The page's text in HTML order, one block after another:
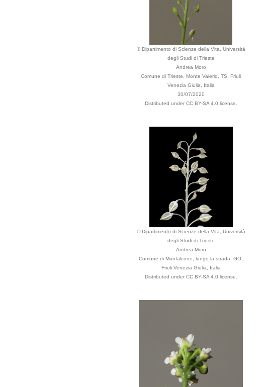
© Dipartimento di Scienze della Vita, Università
degli Studi di Trieste
Andrea Moro
Comune di Trieste, Monte Valerio, TS, Friuli
Venezia Giulia, Italia
30/07/2020
Distributed under CC BY-SA 4.0 license.
© Dipartimento di Scienze della Vita, Università
degli Studi di Trieste
Andrea Moro
Comune di Monfalcone, lungo la strada, GO,
Friuli Venezia Giulia, Italia
Distributed under CC BY-SA 4.0 license.